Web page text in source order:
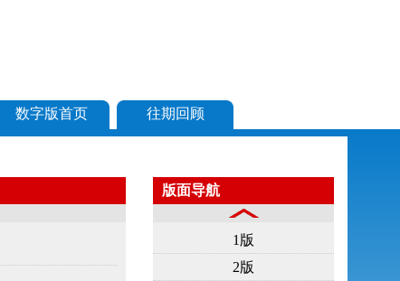
数字版首页 往期回顾
版面导航
1版
2版